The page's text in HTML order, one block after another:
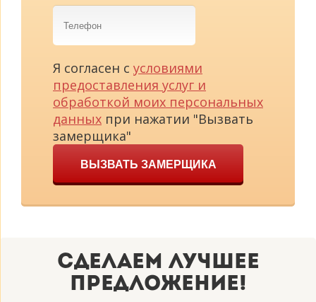
Телефон
Я согласен с условиями
предоставления услуг и
обработкой моих персональных
данных при нажатии "Вызвать
замерщика"
ВЫЗВАТЬ ЗАМЕРЩИКА
Сделаем лучшее
предложение!